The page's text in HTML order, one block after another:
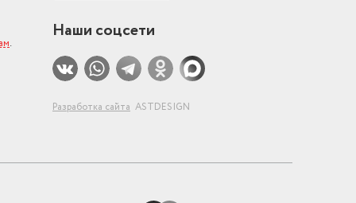
.
Наши соцсети
Разработка сайта ASTDESIGN